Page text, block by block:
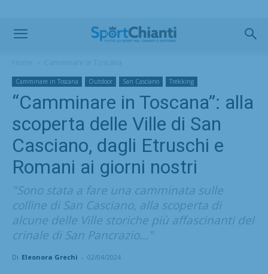
Camminare in Toscana Outdoor San Casciano Trekking
“Camminare in Toscana”: alla
scoperta delle Ville di San
Casciano, dagli Etruschi e
Romani ai giorni nostri
"Sono stata a fare una camminata sulle
colline di San Casciano, alla scoperta di
alcune delle Ville storiche più affascinanti del
crinale di San Pancrazio..."
Di Eleonora Grechi - 02/04/2024